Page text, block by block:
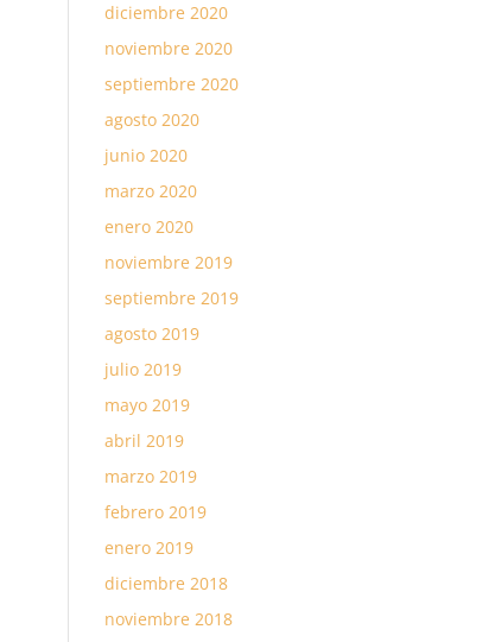
diciembre 2020
noviembre 2020
septiembre 2020
agosto 2020
junio 2020
marzo 2020
enero 2020
noviembre 2019
septiembre 2019
agosto 2019
julio 2019
mayo 2019
abril 2019
marzo 2019
febrero 2019
enero 2019
diciembre 2018
noviembre 2018